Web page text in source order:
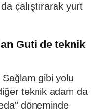
da çalıştırarak yurt
Guti de teknik
gibi yolu
teknik adam da
döneminde